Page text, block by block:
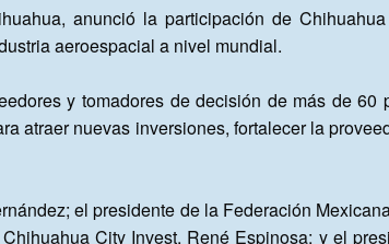
anunció la participación de
aeroespacial a nivel mundial.
y tomadores de decisión de más de 60
atraer nuevas inversiones, fortalecer la
el presidente de la Federación
City Invest, René Espinosa; y el